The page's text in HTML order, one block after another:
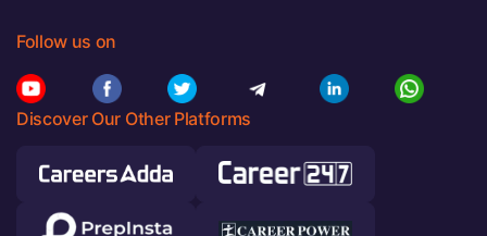
Follow us on
Discover Our Other Platforms